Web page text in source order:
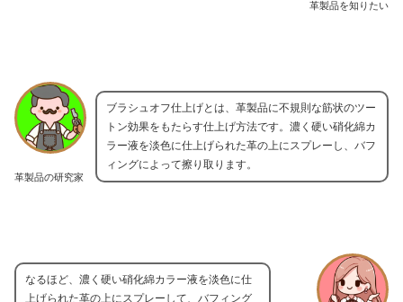
革製品を知りたい
革製品の研究家
ブラシュオフ仕上げとは、革製品に不規則な筋状のツー
トン効果をもたらす仕上げ方法です。濃く硬い硝化綿カ
ラー液を淡色に仕上げられた革の上にスプレーし、バフ
ィングによって擦り取ります。
なるほど、濃く硬い硝化綿カラー液を淡色に仕
上げられた革の上にスプレーして、バフィング